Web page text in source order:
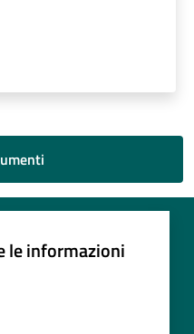
le informazioni